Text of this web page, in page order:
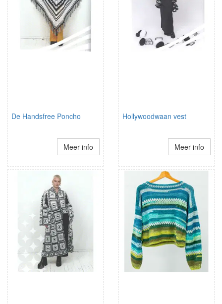
De Handsfree Poncho
Meer info
Hollywoodwaan vest
Meer info